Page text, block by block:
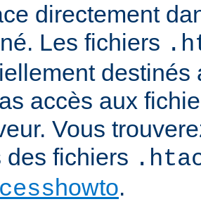
directement
Les fichiers
destinés
accès aux
Vous
des fichiers
howto.